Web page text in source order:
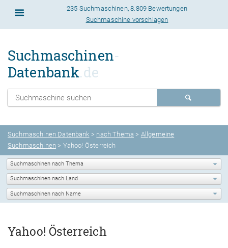
235 Suchmaschinen,8.809 Bewertungen
Suchmaschine vorschlagen
Suchmaschinen-
Datenbank.de
Suchmaschinen Datenbank > nach Thema > Allgemeine
Suchmaschinen > Yahoo! Österreich
Yahoo! Österreich